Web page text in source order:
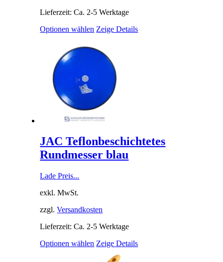
Lieferzeit: Ca. 2-5 Werktage
Optionen wählen Zeige Details
JAC Teflonbeschichtetes
Rundmesser blau
Lade Preis...
exkl. MwSt.
zzgl.Versandkosten
Lieferzeit: Ca. 2-5 Werktage
Optionen wählen Zeige Details